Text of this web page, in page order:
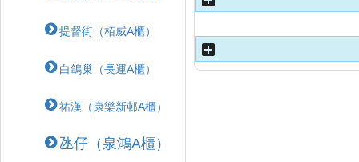
提督街（栢威A櫃）
白鴿巢（長運A櫃）
祐漢（康樂新邨A櫃）
氹仔（泉鴻A櫃）